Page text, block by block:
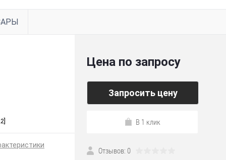
Цена по запросу
Запросить цену
В 1 клик
Отзывов: 0